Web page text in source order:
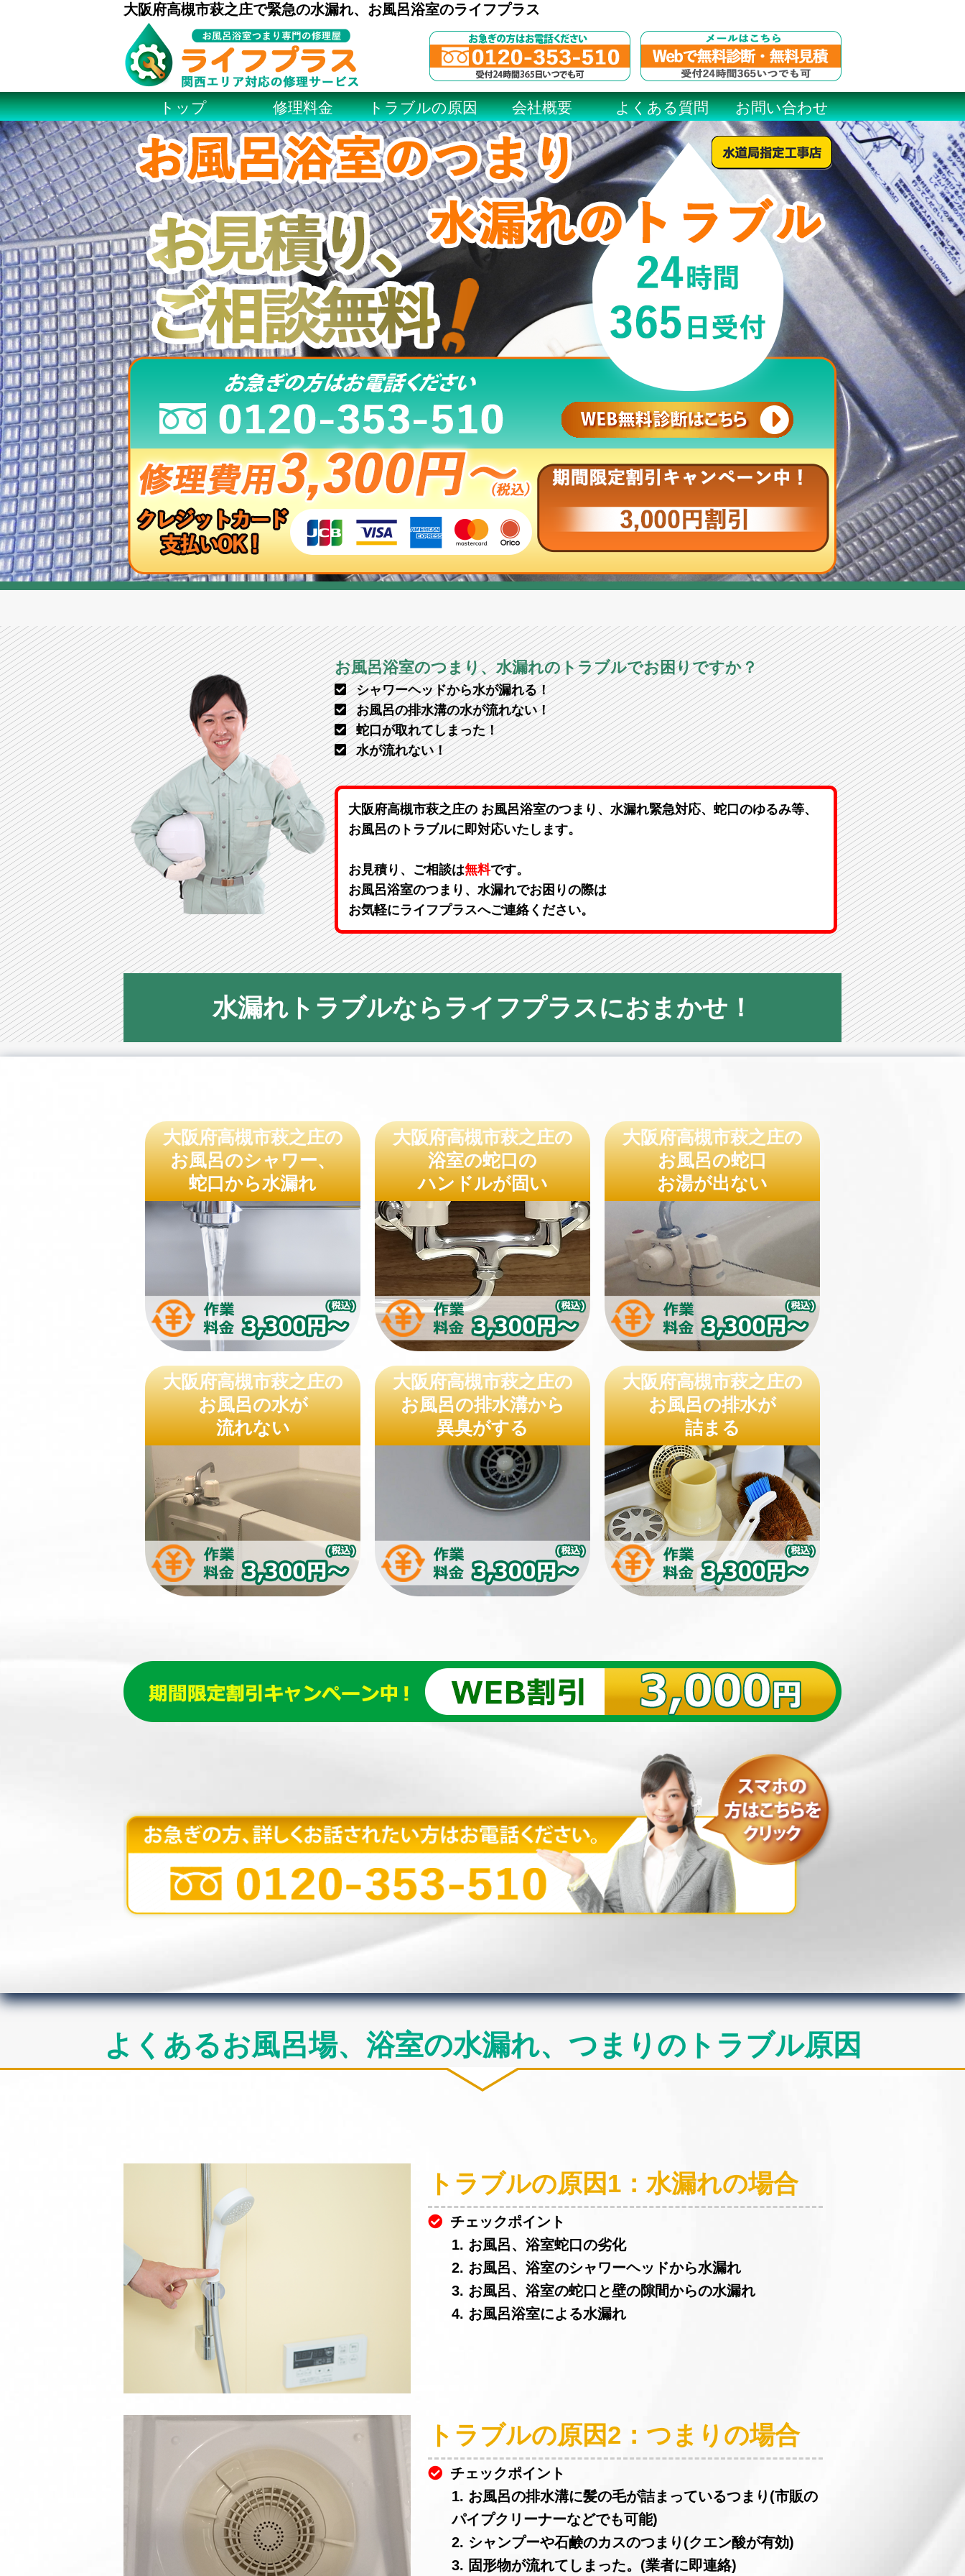
大阪府高槻市萩之庄で緊急の水漏れ、お風呂浴室のライフプラス
トップ 修理料金 トラブルの原因 会社概要 よくある質問 お問い合わせ
お風呂浴室のつまり、水漏れのトラブルでお困りですか？
シャワーヘッドから水が漏れる！
お風呂の排水溝の水が流れない！
蛇口が取れてしまった！
水が流れない！
大阪府高槻市萩之庄の お風呂浴室のつまり、水漏れ緊急対応、蛇口のゆるみ等、
お風呂のトラブルに即対応いたします。
お見積り、ご相談は無料です。
お風呂浴室のつまり、水漏れでお困りの際は
お気軽にライフプラスへご連絡ください。
水漏れトラブルならライフプラスにおまかせ！
大阪府高槻市萩之庄の
お風呂のシャワー、
蛇口から水漏れ
大阪府高槻市萩之庄の
浴室の蛇口の
ハンドルが固い
大阪府高槻市萩之庄の
お風呂の蛇口
お湯が出ない
大阪府高槻市萩之庄の
お風呂の水が
流れない
大阪府高槻市萩之庄の
お風呂の排水溝から
異臭がする
大阪府高槻市萩之庄の
お風呂の排水が
詰まる
よくあるお風呂場、浴室の水漏れ、つまりのトラブル原因
トラブルの原因1：水漏れの場合
チェックポイント
1. お風呂、浴室蛇口の劣化
2. お風呂、浴室のシャワーヘッドから水漏れ
3. お風呂、浴室の蛇口と壁の隙間からの水漏れ
4. お風呂浴室による水漏れ
トラブルの原因2：つまりの場合
チェックポイント
1. お風呂の排水溝に髪の毛が詰まっているつまり(市販の
パイプクリーナーなどでも可能)
2. シャンプーや石鹸のカスのつまり(クエン酸が有効)
3. 固形物が流れてしまった。(業者に即連絡)